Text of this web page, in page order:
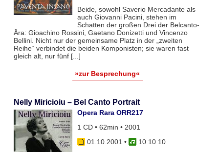
Beide, sowohl Saverio Mercadante als
auch Giovanni Pacini, stehen im
Schatten der großen Drei der Belcanto-
Ära: Gioachino Rossini, Gaetano Donizetti und Vincenzo
Bellini. Nicht nur der gemeinsame Platz in der „zweiten
Reihe“ verbindet die beiden Komponisten; sie waren fast
gleich alt, nur fünf [...]
»zur Besprechung«
Nelly Miricioiu – Bel Canto Portrait
Opera Rara ORR217
1 CD • 62min • 2001
01.10.2001 •
10 10 10